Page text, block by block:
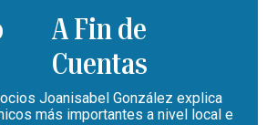
A Fin de
Cuentas
Joanisabel González explica
más importantes a nivel local e